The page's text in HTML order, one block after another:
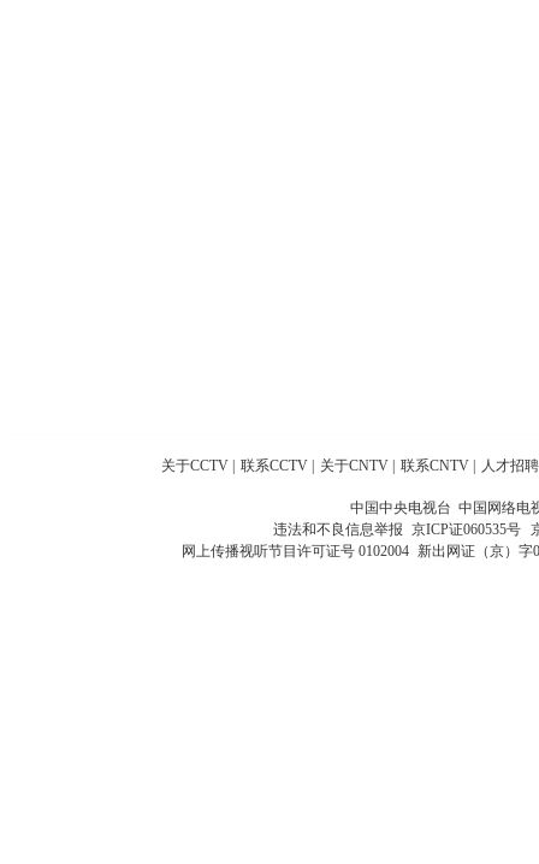
关于CCTV 联系CCTV 关于CNTV 联系CNTV 人才招聘
中国中央电视台 中国网络电
违法和不良信息举报 京ICP证060535号
网上传播视听节目许可证号 0102004 新出网证（京）